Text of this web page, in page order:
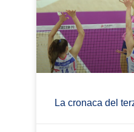
La cronaca del